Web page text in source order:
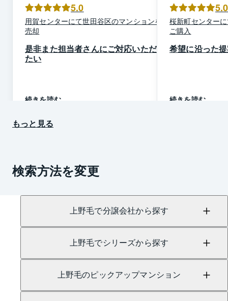
5.0
用賀センターにて世田谷区のマンションを
売却
是非また担当者さんにご対応いただき
たい
続きを読む
5.0
桜新町センター
ご購入
希望に沿った
続きを読む
もっと見る
検索方法を変更
上野毛で分譲会社から探す
上野毛でシリーズから探す
上野毛のピックアップマンション